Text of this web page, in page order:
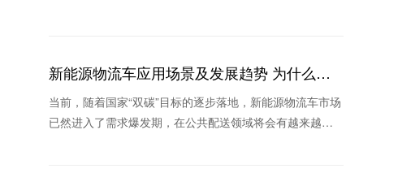
新能源物流车应用场景及发展趋势 为什么这
家公司被看好
当前，随着国家“双碳”目标的逐步落地，新能源物流车市场
已然进入了需求爆发期，在公共配送领域将会有越来越多